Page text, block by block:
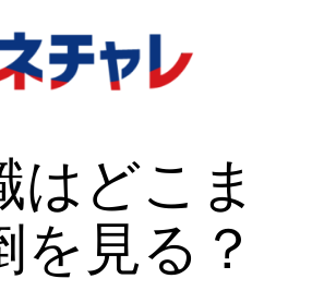
はどこま
を見る？